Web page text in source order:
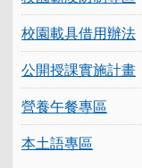
校園載具借用辦法
公開授課實施計畫
營養午餐專區
本土語專區